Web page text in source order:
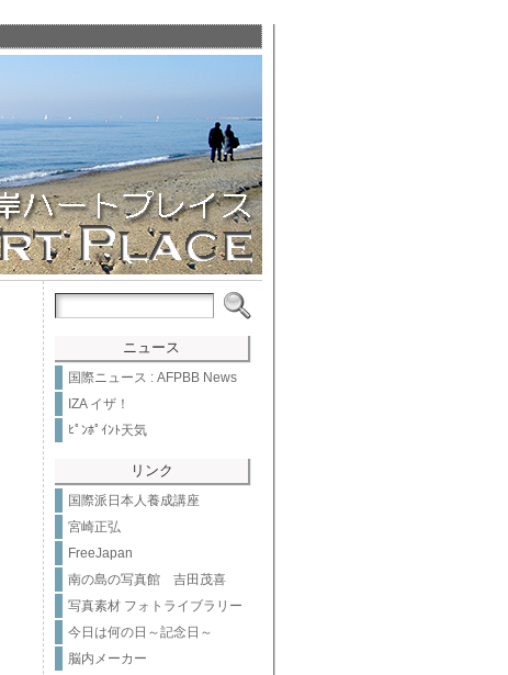
ニュース
国際ニュース : AFPBB News
IZA イザ！
ﾋﾟﾝﾎﾟｲﾝﾄ天気
リンク
国際派日本人養成講座
宮崎正弘
FreeJapan
南の島の写真館 吉田茂喜
写真素材 フォトライブラリー
今日は何の日～記念日～
脳内メーカー